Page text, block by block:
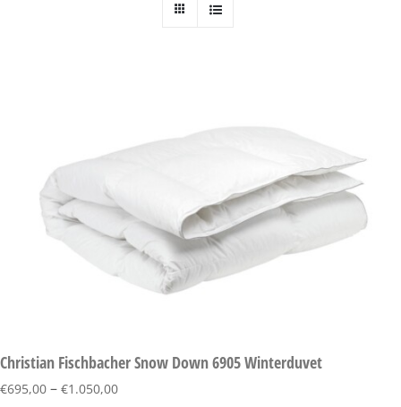
Christian Fischbacher Snow Down 6905 Winterduvet
€695,00 – €1.050,00